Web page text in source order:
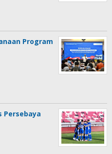
Program
Persebaya